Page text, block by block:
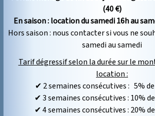
(40 €)
En saison : location du samedi 16h au
Hors saison : nous contacter si vous ne
samedi au samedi
Tarif dégressif selon la durée sur le
location :
✔ 2 semaines consécutives : 5%
✔ 3 semaines consécutives : 10%
✔ 4 semaines consécutives : 20%